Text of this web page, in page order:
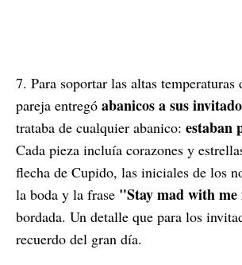
7. Para soportar las altas temperaturas
pareja entregó abanicos a sus
trataba de cualquier abanico: estaban
Cada pieza incluía corazones y
flecha de Cupido, las iniciales de los
la boda y la frase "Stay mad with
bordada. Un detalle que para los
recuerdo del gran día.